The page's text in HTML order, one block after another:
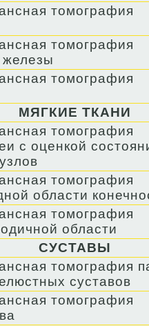
томография
томография
железы
томография
МЯГКИЕ ТКАНИ
томография
с оценкой
томография
области
томография
области
СУСТАВЫ
томография
суставов
томография